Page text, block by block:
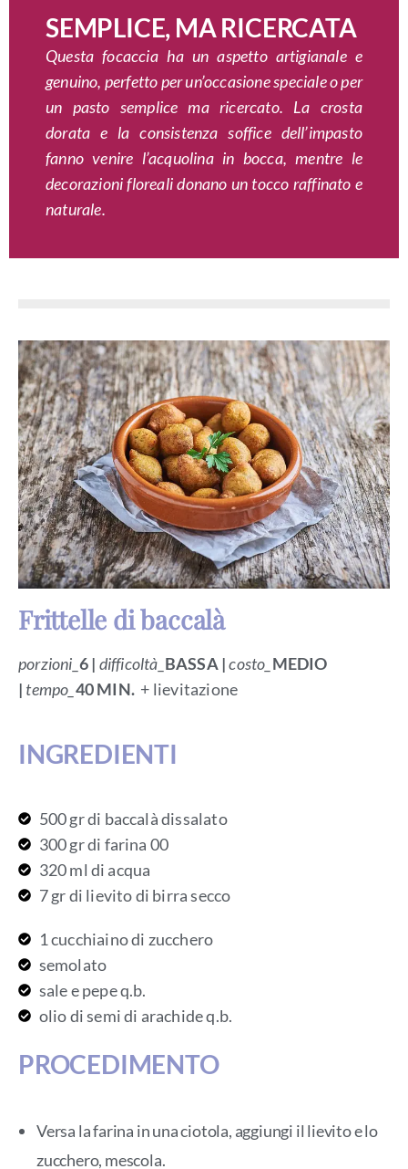
SEMPLICE, MA RICERCATA
Questa focaccia ha un aspetto artigianale e
genuino, perfetto per un’occasione speciale o per
un pasto semplice ma ricercato. La crosta
dorata e la consistenza soffice dell’impasto
fanno venire l’acquolina in bocca, mentre le
decorazioni floreali donano un tocco raffinato e
naturale.
Frittelle di baccalà
porzioni_ 6 | difficoltà_ BASSA|costo_ MEDIO
| tempo_ 40 MIN. + lievitazione
INGREDIENTI
500 gr di baccalà dissalato
300 gr di farina 00
320 ml di acqua
7 gr di lievito di birra secco
1 cucchiaino di zucchero
semolato
sale e pepe q.b.
olio di semi di arachide q.b.
PROCEDIMENTO
Versa la farina in una ciotola, aggiungi il lievito e lo
zucchero, mescola.